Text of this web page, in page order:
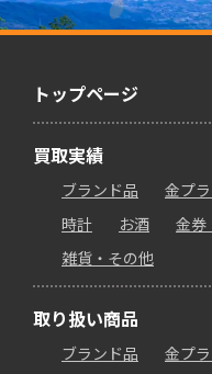
トップページ
買取実績
ブランド品 金プ
時計
お酒 金券
雑貨・その他
取り扱い商品
ブランド品 金プ